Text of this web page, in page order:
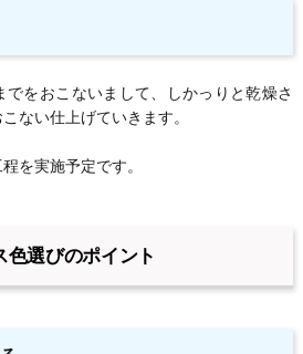
をおこないまして、しかっりと乾燥さ
ない仕上げていきます。
を実施予定です。
色選びのポイント